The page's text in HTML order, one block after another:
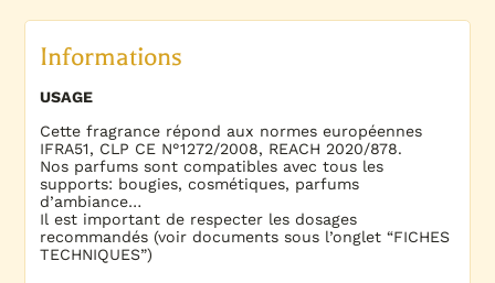
Informations
USAGE
Cette fragrance répond aux normes européennes
IFRA51, CLP CE N°1272/2008, REACH 2020/878.
Nos parfums sont compatibles avec tous les
supports: bougies, cosmétiques, parfums
d’ambiance…
Il est important de respecter les dosages
recommandés (voir documents sous l’onglet “FICHES
TECHNIQUES”)